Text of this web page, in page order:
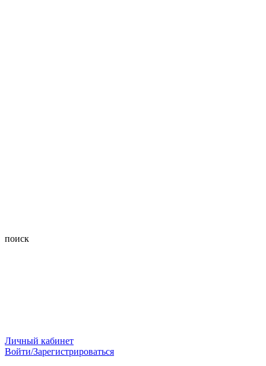
поиск
Личный кабинет
Войти/Зарегистрироваться